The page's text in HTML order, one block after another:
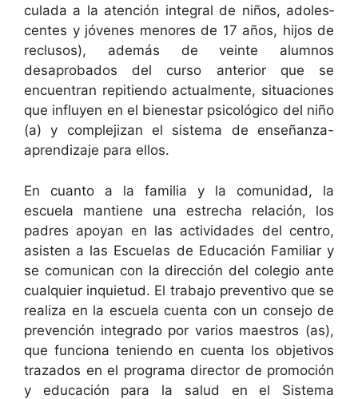
cu­la­da a la aten­ción inte­gral de niños, ado­les­
centes y jóvenes menores de 17 años, hijos de
reclu­sos), además de veinte alum­nos
desaproba­dos del cur­so ante­ri­or que se
encuen­tran repi­tien­do actual­mente, situa­ciones
que influyen en el bien­es­tar psi­cológi­co del niño
(a) y com­ple­jizan el sis­tema de enseñan­za-
apren­diza­je para ellos.
En cuan­to a la famil­ia y la comu­nidad, la
escuela mantiene una estrecha relación, los
padres apoy­an en las activi­dades del cen­tro,
asis­ten a las Escue­las de Edu­cación Famil­iar y
se comu­ni­can con la direc­ción del cole­gio ante
cualquier inqui­etud. El tra­ba­jo pre­ven­ti­vo que se
real­iza en la escuela cuen­ta con un con­se­jo de
pre­ven­ción inte­gra­do por var­ios mae­stros (as),
que fun­ciona tenien­do en cuen­ta los obje­tivos
traza­dos en el pro­gra­ma direc­tor de pro­mo­ción
y edu­cación para la salud en el Sis­tema